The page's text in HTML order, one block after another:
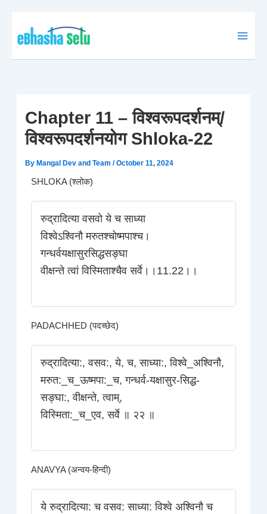
content
Chapter 11 – विश्वरूपदर्शनम्/
विश्वरूपदर्शनयोग Shloka-22
By Mangal Dev and Team/October 11, 2024
SHLOKA (श्लोक)
रुद्रादित्या वसवो ये च साध्या
विश्वेऽश्विनौ मरुतश्चोष्मपाश्च।
गन्धर्वयक्षासुरसिद्धसङ्घा
वीक्षन्ते त्वां विस्मिताश्चैव सर्वे।।11.22।।
PADACHHED (पदच्छेद)
रुद्रादित्या:, वसव:, ये, च, साध्या:, विश्वे_अश्विनौ,
मरुत:_च_ऊष्मपा:_च, गन्धर्व-यक्षासुर-सिद्ध-
सङ्घा:, वीक्षन्ते, त्वाम्‌,
विस्मिता:_च_एव, सर्वे ॥ २२ ॥
ANAVYA (अन्वय-हिन्दी)
ये रुद्रादित्या: च वसव: साध्या: विश्वे अश्विनौ च